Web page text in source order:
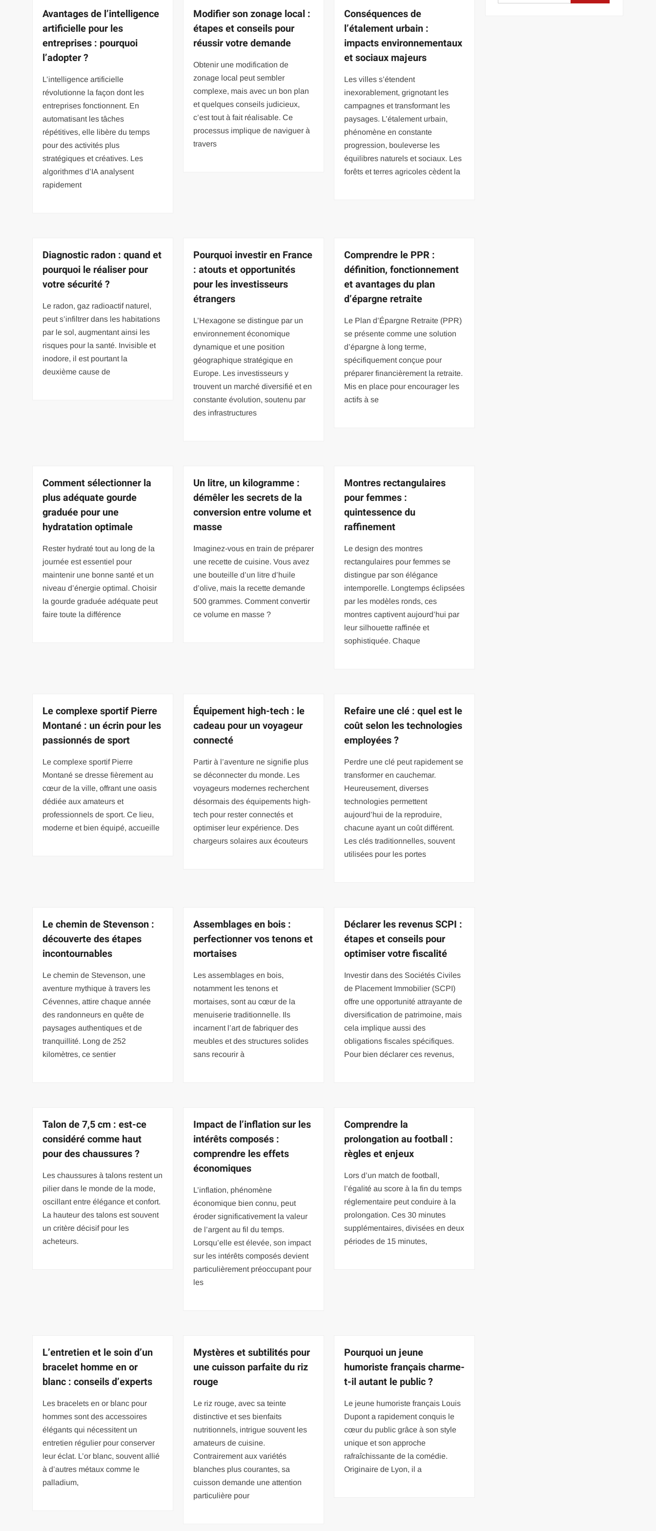
Avantages de l’intelligence
artificielle pour les
entreprises : pourquoi
l’adopter ?
L’intelligence artificielle
révolutionne la façon dont les
entreprises fonctionnent. En
automatisant les tâches
répétitives, elle libère du temps
pour des activités plus
stratégiques et créatives. Les
algorithmes d’IA analysent
rapidement
Modifier son zonage local :
étapes et conseils pour
réussir votre demande
Obtenir une modification de
zonage local peut sembler
complexe, mais avec un bon plan
et quelques conseils judicieux,
c’est tout à fait réalisable. Ce
processus implique de naviguer à
travers
Conséquences de
l’étalement urbain :
impacts environnementaux
et sociaux majeurs
Les villes s’étendent
inexorablement, grignotant les
campagnes et transformant les
paysages. L’étalement urbain,
phénomène en constante
progression, bouleverse les
équilibres naturels et sociaux. Les
forêts et terres agricoles cèdent la
Diagnostic radon : quand et
pourquoi le réaliser pour
votre sécurité ?
Le radon, gaz radioactif naturel,
peut s’infiltrer dans les habitations
par le sol, augmentant ainsi les
risques pour la santé. Invisible et
inodore, il est pourtant la
deuxième cause de
Pourquoi investir en France
: atouts et opportunités
pour les investisseurs
étrangers
L’Hexagone se distingue par un
environnement économique
dynamique et une position
géographique stratégique en
Europe. Les investisseurs y
trouvent un marché diversifié et en
constante évolution, soutenu par
des infrastructures
Comprendre le PPR :
définition, fonctionnement
et avantages du plan
d’épargne retraite
Le Plan d’Épargne Retraite (PPR)
se présente comme une solution
d’épargne à long terme,
spécifiquement conçue pour
préparer financièrement la retraite.
Mis en place pour encourager les
actifs à se
Comment sélectionner la
plus adéquate gourde
graduée pour une
hydratation optimale
Rester hydraté tout au long de la
journée est essentiel pour
maintenir une bonne santé et un
niveau d’énergie optimal. Choisir
la gourde graduée adéquate peut
faire toute la différence
Un litre, un kilogramme :
démêler les secrets de la
conversion entre volume et
masse
Imaginez-vous en train de préparer
une recette de cuisine. Vous avez
une bouteille d’un litre d’huile
d’olive, mais la recette demande
500 grammes. Comment convertir
ce volume en masse ?
Montres rectangulaires
pour femmes :
quintessence du
raffinement
Le design des montres
rectangulaires pour femmes se
distingue par son élégance
intemporelle. Longtemps éclipsées
par les modèles ronds, ces
montres captivent aujourd’hui par
leur silhouette raffinée et
sophistiquée. Chaque
Le complexe sportif Pierre
Montané : un écrin pour les
passionnés de sport
Le complexe sportif Pierre
Montané se dresse fièrement au
cœur de la ville, offrant une oasis
dédiée aux amateurs et
professionnels de sport. Ce lieu,
moderne et bien équipé, accueille
Équipement high-tech : le
cadeau pour un voyageur
connecté
Partir à l’aventure ne signifie plus
se déconnecter du monde. Les
voyageurs modernes recherchent
désormais des équipements high-
tech pour rester connectés et
optimiser leur expérience. Des
chargeurs solaires aux écouteurs
Refaire une clé : quel est le
coût selon les technologies
employées ?
Perdre une clé peut rapidement se
transformer en cauchemar.
Heureusement, diverses
technologies permettent
aujourd’hui de la reproduire,
chacune ayant un coût différent.
Les clés traditionnelles, souvent
utilisées pour les portes
Le chemin de Stevenson :
découverte des étapes
incontournables
Le chemin de Stevenson, une
aventure mythique à travers les
Cévennes, attire chaque année
des randonneurs en quête de
paysages authentiques et de
tranquillité. Long de 252
kilomètres, ce sentier
Assemblages en bois :
perfectionner vos tenons et
mortaises
Les assemblages en bois,
notamment les tenons et
mortaises, sont au cœur de la
menuiserie traditionnelle. Ils
incarnent l’art de fabriquer des
meubles et des structures solides
sans recourir à
Déclarer les revenus SCPI :
étapes et conseils pour
optimiser votre fiscalité
Investir dans des Sociétés Civiles
de Placement Immobilier (SCPI)
offre une opportunité attrayante de
diversification de patrimoine, mais
cela implique aussi des
obligations fiscales spécifiques.
Pour bien déclarer ces revenus,
Talon de 7,5 cm : est-ce
considéré comme haut
pour des chaussures ?
Les chaussures à talons restent un
pilier dans le monde de la mode,
oscillant entre élégance et confort.
La hauteur des talons est souvent
un critère décisif pour les
acheteurs.
Impact de l’inflation sur les
intérêts composés :
comprendre les effets
économiques
L’inflation, phénomène
économique bien connu, peut
éroder significativement la valeur
de l’argent au fil du temps.
Lorsqu’elle est élevée, son impact
sur les intérêts composés devient
particulièrement préoccupant pour
les
Comprendre la
prolongation au football :
règles et enjeux
Lors d’un match de football,
l’égalité au score à la fin du temps
réglementaire peut conduire à la
prolongation. Ces 30 minutes
supplémentaires, divisées en deux
périodes de 15 minutes,
L’entretien et le soin d’un
bracelet homme en or
blanc : conseils d’experts
Les bracelets en or blanc pour
hommes sont des accessoires
élégants qui nécessitent un
entretien régulier pour conserver
leur éclat. L’or blanc, souvent allié
à d’autres métaux comme le
palladium,
Mystères et subtilités pour
une cuisson parfaite du riz
rouge
Le riz rouge, avec sa teinte
distinctive et ses bienfaits
nutritionnels, intrigue souvent les
amateurs de cuisine.
Contrairement aux variétés
blanches plus courantes, sa
cuisson demande une attention
particulière pour
Pourquoi un jeune
humoriste français charme-
t-il autant le public ?
Le jeune humoriste français Louis
Dupont a rapidement conquis le
cœur du public grâce à son style
unique et son approche
rafraîchissante de la comédie.
Originaire de Lyon, il a